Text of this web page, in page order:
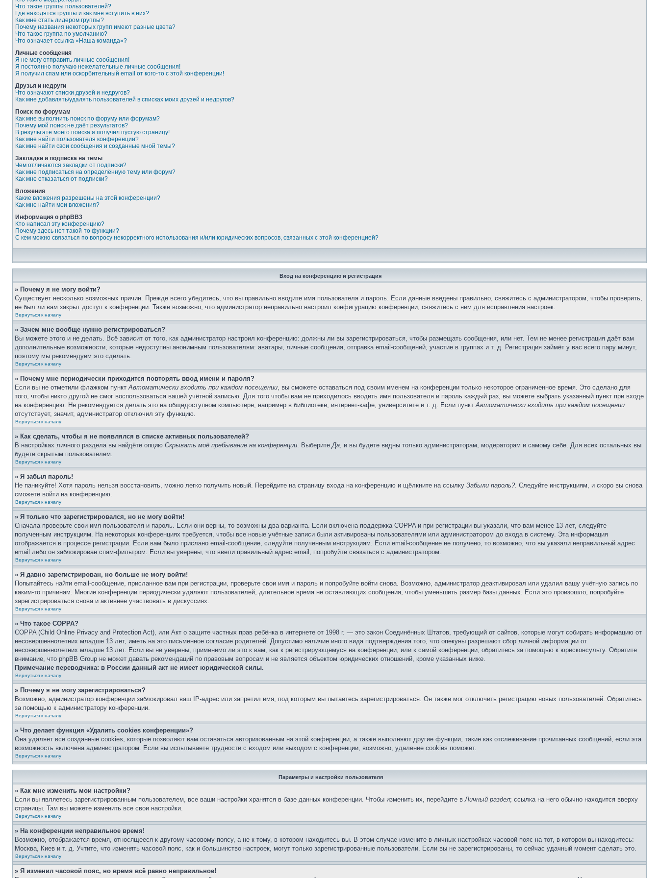
Что такое группы пользователей?
Где находятся группы и как мне вступить в них?
Как мне стать лидером группы?
Почему названия некоторых групп имеют разные цвета?
Что такое группа по умолчанию?
Что означает ссылка «Наша команда»?
Личные сообщения
Я не могу отправить личные сообщения!
Я постоянно получаю нежелательные личные сообщения!
Я получил спам или оскорбительный email от кого-то с этой конференции!
Друзья и недруги
Что означают списки друзей и недругов?
Как мне добавлять/удалять пользователей в списках моих друзей и недругов?
Поиск по форумам
Как мне выполнить поиск по форуму или форумам?
Почему мой поиск не даёт результатов?
В результате моего поиска я получил пустую страницу!
Как мне найти пользователя конференции?
Как мне найти свои сообщения и созданные мной темы?
Закладки и подписка на темы
Чем отличаются закладки от подписки?
Как мне подписаться на определённую тему или форум?
Как мне отказаться от подписки?
Вложения
Какие вложения разрешены на этой конференции?
Как мне найти мои вложения?
Информация о phpBB3
Кто написал эту конференцию?
Почему здесь нет такой-то функции?
С кем можно связаться по вопросу некорректного использования и/или юридических вопросов, связанных с этой конференцией?
Вход на конференцию и регистрация
» Почему я не могу войти?
Существует несколько возможных причин. Прежде всего убедитесь, что вы правильно вводите имя пользователя и пароль. Если данные введены правильно, свяжитесь с администратором, чтобы проверить,
не был ли вам закрыт доступ к конференции. Также возможно, что администратор неправильно настроил конфигурацию конференции, свяжитесь с ним для исправления настроек.
Вернуться к началу
» Зачем мне вообще нужно регистрироваться?
Вы можете этого и не делать. Всё зависит от того, как администратор настроил конференцию: должны ли вы зарегистрироваться, чтобы размещать сообщения, или нет. Тем не менее регистрация даёт вам
дополнительные возможности, которые недоступны анонимным пользователям: аватары, личные сообщения, отправка email-сообщений, участие в группах и т. д. Регистрация займёт у вас всего пару минут,
поэтому мы рекомендуем это сделать.
Вернуться к началу
» Почему мне периодически приходится повторять ввод имени и пароля?
Если вы не отметили флажком пунктАвтоматически входить при каждом посещении, вы сможете оставаться под своим именем на конференции только некоторое ограниченное время. Это сделано для
того, чтобы никто другой не смог воспользоваться вашей учётной записью. Для того чтобы вам не приходилось вводить имя пользователя и пароль каждый раз, вы можете выбрать указанный пункт при входе
на конференцию. Не рекомендуется делать это на общедоступном компьютере, например в библиотеке, интернет-кафе, университете и т. д. Если пунктАвтоматически входить при каждом посещении
отсутствует, значит, администратор отключил эту функцию.
Вернуться к началу
» Как сделать, чтобы я не появлялся в списке активных пользователей?
В настройках личного раздела вы найдёте опцию Скрывать моё пребывание на конференции. ВыберитеДа, и вы будете видны только администраторам, модераторам и самому себе. Для всех остальных вы
будете скрытым пользователем.
Вернуться к началу
» Я забыл пароль!
Не паникуйте! Хотя пароль нельзя восстановить, можно легко получить новый. Перейдите на страницу входа на конференцию и щёлкните на ссылку Забыли пароль?. Следуйте инструкциям, и скоро вы снова
сможете войти на конференцию.
Вернуться к началу
» Я только что зарегистрировался, но не могу войти!
Сначала проверьте свои имя пользователя и пароль. Если они верны, то возможны два варианта. Если включена поддержка COPPA и при регистрации вы указали, что вам менее 13 лет, следуйте
полученным инструкциям. На некоторых конференциях требуется, чтобы все новые учётные записи были активированы пользователями или администратором до входа в систему. Эта информация
отображается в процессе регистрации. Если вам было прислано email-сообщение, следуйте полученным инструкциям. Если email-сообщение не получено, то возможно, что вы указали неправильный адрес
email либо он заблокирован спам-фильтром. Если вы уверены, что ввели правильный адрес email, попробуйте связаться с администратором.
Вернуться к началу
» Я давно зарегистрирован, но больше не могу войти!
Попытайтесь найти email-сообщение, присланное вам при регистрации, проверьте свои имя и пароль и попробуйте войти снова. Возможно, администратор деактивировал или удалил вашу учётную запись по
каким-то причинам. Многие конференции периодически удаляют пользователей, длительное время не оставляющих сообщения, чтобы уменьшить размер базы данных. Если это произошло, попробуйте
зарегистрироваться снова и активнее участвовать в дискуссиях.
Вернуться к началу
» Что такое COPPA?
COPPA (Child Online Privacy and Protection Act), или Акт о защите частных прав ребёнка в интернете от 1998 г. — это закон Соединённых Штатов, требующий от сайтов, которые могут собирать информацию от
несовершеннолетних младше 13 лет, иметь на это письменное согласие родителей. Допустимо наличие иного вида подтверждения того, что опекуны разрешают сбор личной информации от
несовершеннолетних младше 13 лет. Если вы не уверены, применимо ли это к вам, как к регистрирующемуся на конференции, или к самой конференции, обратитесь за помощью к юрисконсульту. Обратите
внимание, что phpBB Group не может давать рекомендаций по правовым вопросам и не является объектом юридических отношений, кроме указанных ниже.
Примечание переводчика: в России данный акт не имеет юридической силы.
Вернуться к началу
» Почему я не могу зарегистрироваться?
Возможно, администратор конференции заблокировал ваш IP-адрес или запретил имя, под которым вы пытаетесь зарегистрироваться. Он также мог отключить регистрацию новых пользователей. Обратитесь
за помощью к администратору конференции.
Вернуться к началу
» Что делает функция «Удалить cookies конференции»?
Она удаляет все созданные cookies, которые позволяют вам оставаться авторизованным на этой конференции, а также выполняют другие функции, такие как отслеживание прочитанных сообщений, если эта
возможность включена администратором. Если вы испытываете трудности с входом или выходом с конференции, возможно, удаление cookies поможет.
Вернуться к началу
Параметры и настройки пользователя
» Как мне изменить мои настройки?
Если вы являетесь зарегистрированным пользователем, все ваши настройки хранятся в базе данных конференции. Чтобы изменить их, перейдите вЛичный раздел; ссылка на него обычно находится вверху
страницы. Там вы можете изменить все свои настройки.
Вернуться к началу
» На конференции неправильное время!
Возможно, отображается время, относящееся к другому часовому поясу, а не к тому, в котором находитесь вы. В этом случае измените в личных настройках часовой пояс на тот, в котором вы находитесь:
Москва, Киев и т. д. Учтите, что изменять часовой пояс, как и большинство настроек, могут только зарегистрированные пользователи. Если вы не зарегистрированы, то сейчас удачный момент сделать это.
Вернуться к началу
» Я изменил часовой пояс, но время всё равно неправильное!